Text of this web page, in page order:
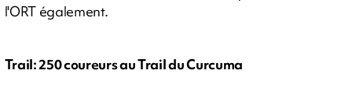
l'ORT également.
Trail: 250 coureurs au Trail du Curcuma